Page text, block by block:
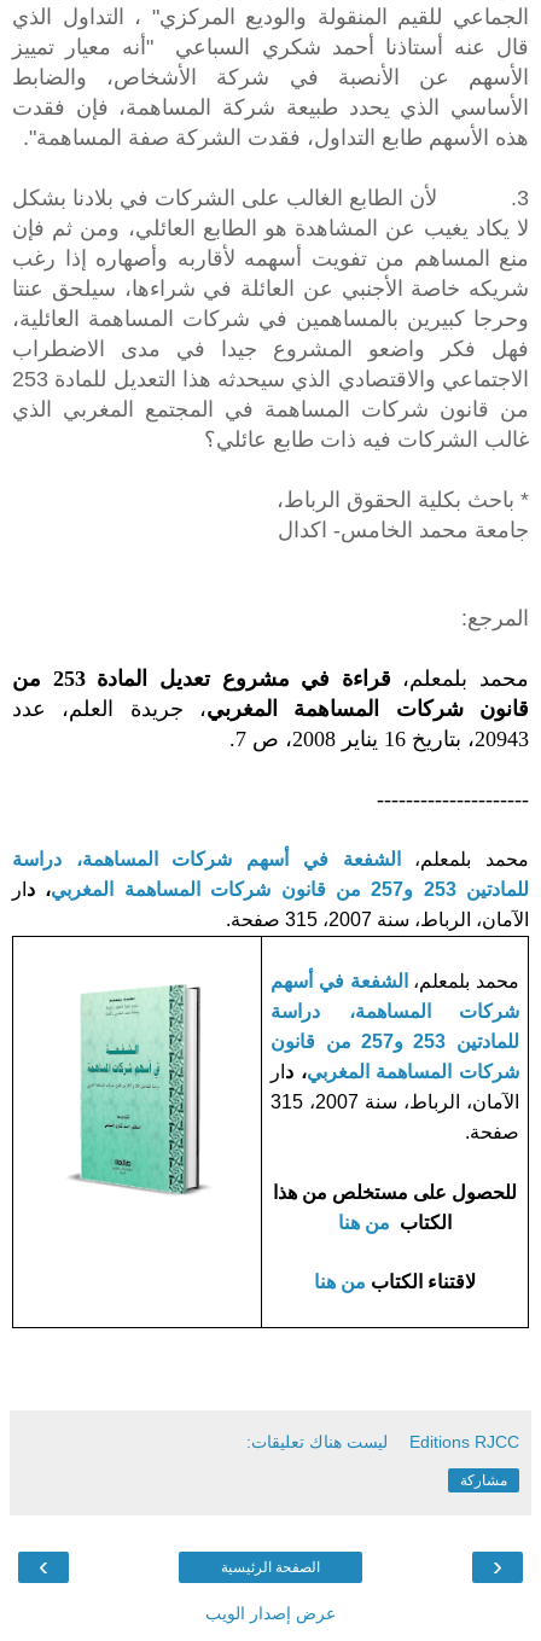
الجماعي للقيم المنقولة والوديع المركزي" ، التداول الذي
قال عنه أستاذنا أحمد شكري السباعي
"أنه معيار تمييز
الأسهم عن الأنصبة في شركة الأشخاص، والضابط
الأساسي الذي يحدد طبيعة شركة المساهمة، فإن فقدت
هذه الأسهم طابع التداول، فقدت الشركة صفة المساهمة".
3.
لأن الطابع الغالب على الشركات في بلادنا بشكل
لا يكاد يغيب عن المشاهدة هو الطابع العائلي، ومن ثم فإن
منع المساهم من تفويت أسهمه لأقاربه وأصهاره إذا رغب
شريكه خاصة الأجنبي عن العائلة في شراءها، سيلحق عنتا
وحرجا كبيرين بالمساهمين في شركات المساهمة العائلية،
فهل فكر واضعو المشروع جيدا في مدى الاضطراب
الاجتماعي والاقتصادي الذي سيحدثه هذا التعديل للمادة 253
من قانون شركات المساهمة في المجتمع المغربي الذي
غالب الشركات فيه ذات طابع عائلي؟
* باحث بكلية الحقوق الرباط،
جامعة محمد الخامس- اكدال
المرجع:
محمد بلمعلم،
قراءة في مشروع تعديل المادة 253 من
قانون شركات المساهمة المغربي، جريدة العلم، عدد
20943، بتاريخ 16 يناير 2008، ص 7.
---------------------
محمد بلمعلم،
الشفعة في أسهم شركات المساهمة، دراسة
للمادتين 253 و257 من قانون شركات المساهمة المغربي
، د ار
الآمان، الرباط، سنة 2007، 315 صفحة.
محمد بلمعلم، الشفعة في أسهم
شركات المساهمة، دراسة
للمادتين 253 و257 من قانون
شركات المساهمة المغربي، د ار
الآمان، الرباط، سنة 2007، 315
صفحة.
للحصول على مستخلص من هذا
الكتاب من هنا
لاقتناء الكتاب من هنا
Editions RJCC ليست هناك تعليقات:
مشاركة
‹
› الصفحة الرئيسية
عرض إصدار الويب